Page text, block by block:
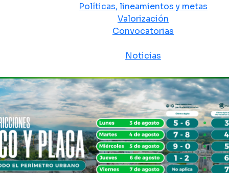
Políticas, lineamientos y metas
Valorización
Convocatorias
Noticias